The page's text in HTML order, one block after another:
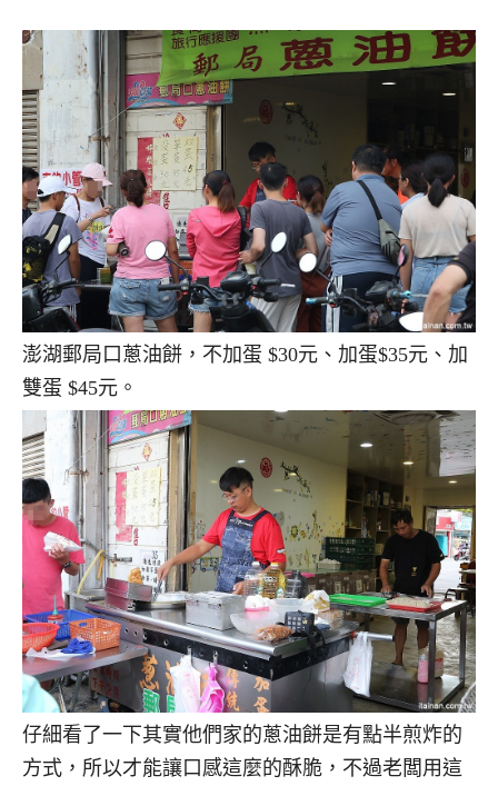
澎湖郵局口蔥油餅，不加蛋 $30元、加蛋$35元、加
雙蛋 $45元。
仔細看了一下其實他們家的蔥油餅是有點半煎炸的
方式，所以才能讓口感這麼的酥脆，不過老闆用這